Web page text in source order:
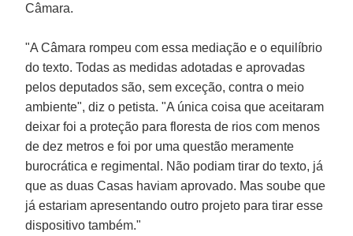
Câmara.
"A Câmara rompeu com essa mediação e o equilíbrio
do texto. Todas as medidas adotadas e aprovadas
pelos deputados são, sem exceção, contra o meio
ambiente", diz o petista. "A única coisa que aceitaram
deixar foi a proteção para floresta de rios com menos
de dez metros e foi por uma questão meramente
burocrática e regimental. Não podiam tirar do texto, já
que as duas Casas haviam aprovado. Mas soube que
já estariam apresentando outro projeto para tirar esse
dispositivo também."